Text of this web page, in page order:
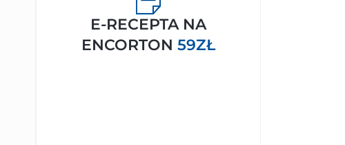
E-RECEPTA NA
ENCORTON 59ZŁ